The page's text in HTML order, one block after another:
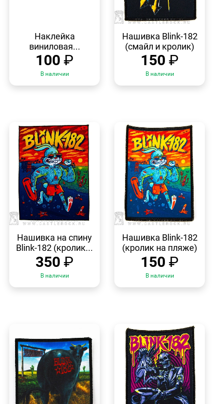
ПРОСМОТР
Наклейка
виниловая...
100 ₽
В наличии
ПРОСМОТР
Нашивка Blink-182
(смайл и кролик)
150 ₽
В наличии
ПРОСМОТР
Нашивка на спину
Blink-182 (кролик...
350 ₽
В наличии
ПРОСМОТР
Нашивка Blink-182
(кролик на пляже)
150 ₽
В наличии